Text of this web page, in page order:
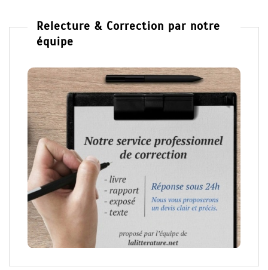
Relecture & Correction par notre
équipe